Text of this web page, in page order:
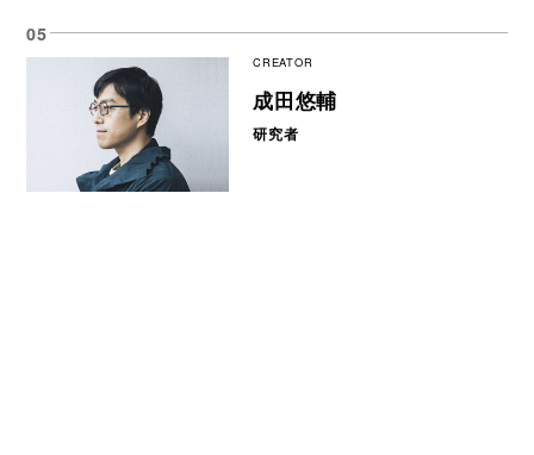
CREATOR
成田悠輔
研究者